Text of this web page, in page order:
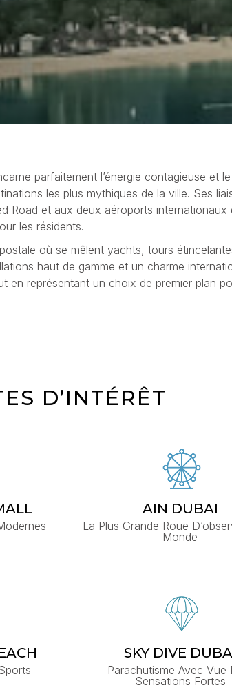
parfaitement l’énergie contagieuse et
les plus mythiques de la ville. Ses
Road et aux deux aéroports
les résidents.
où se mêlent yachts, tours
haut de gamme et un charme
représentant un choix de premier plan
D’INTÉRÊT
AIN DUBAI
La Plus Grande Roue
Monde
SKY DIVE
Parachutisme Avec Vue
Sensations Fortes